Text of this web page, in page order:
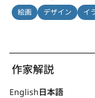
絵画 デザイン イ
作家解説
English日本語